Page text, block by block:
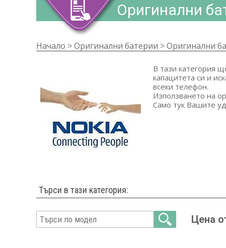
Оригинални
Начало >Оригинални батерии >Оригинални
В тази категория
капацитета си и
всеки телефон.
Използването на
Само тук Вашите
Търси в тази категория:
Цена